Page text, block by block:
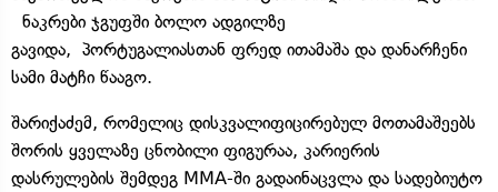
ნაკრები ჯგუფში ბოლო ადგილზე
გავიდა, პორტუგალიასთან ფრედ ითამაშა და დანარჩენი
სამი მატჩი წააგო.
შარიქაძემ, რომელიც დისკვალიფიცირებულ მოთამაშეებს
შორის ყველაზე ცნობილი ფიგურაა, კარიერის
დასრულების შემდეგ MMA-ში გადაინაცვლა და სადებიუტო